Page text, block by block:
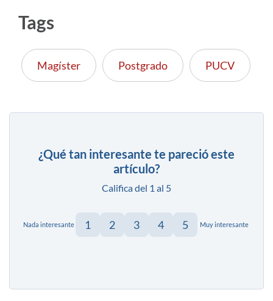
Tags
Magíster Postgrado PUCV
¿Qué tan interesante te pareció este
artículo?
Califica del 1 al 5
Nada interesante 1 2 3 4 5 Muy interesante